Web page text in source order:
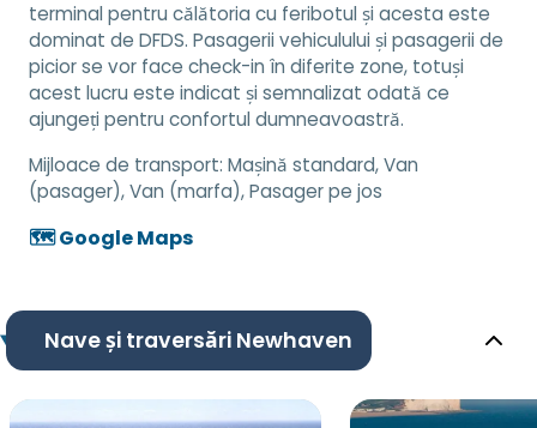
terminal pentru călătoria cu feribotul și acesta este
dominat de DFDS. Pasagerii vehiculului și pasagerii de
picior se vor face check-in în diferite zone, totuși
acest lucru este indicat și semnalizat odată ce
ajungeți pentru confortul dumneavoastră.
Mijloace de transport: Mașină standard, Van
(pasager), Van (marfa), Pasager pe jos
🗺️ Google Maps
Nave și traversări Newhaven